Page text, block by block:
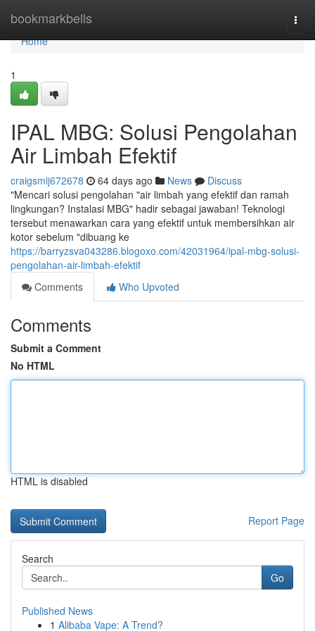
bookmarkbells
Home
Home
1
IPAL MBG: Solusi Pengolahan
Air Limbah Efektif
craigsmij672678 64 days ago News
Discuss
"Mencari solusi pengolahan "air limbah yang efektif dan ramah
lingkungan? Instalasi MBG" hadir sebagai jawaban! Teknologi
tersebut menawarkan cara yang efektif untuk membersihkan air
kotor sebelum "dibuang ke
https://barryzsva043286.blogoxo.com/42031964/ipal-mbg-solusi-
pengolahan-air-limbah-efektif
Comments
Who Upvoted
Comments
Submit a Comment
No HTML
HTML is disabled
Report Page
Search
Go
Published News
1 Alibaba Vape: A Trend?